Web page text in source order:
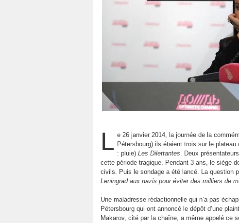
L e 26 janvier 2014, la journée de la
Pétersbourg) ils étaient trois sur le
: pluie)Les Dilettantes. Deux
cette période tragique. Pendant 3 ans, le siège
civils. Puis le sondage a été lancé. La question
Leningrad aux nazis pour éviter des milliers de
Une maladresse rédactionnelle qui n’a pas
Pétersbourg qui ont annoncé le dépôt d’une
Makarov, cité par la chaîne, a même appelé ce